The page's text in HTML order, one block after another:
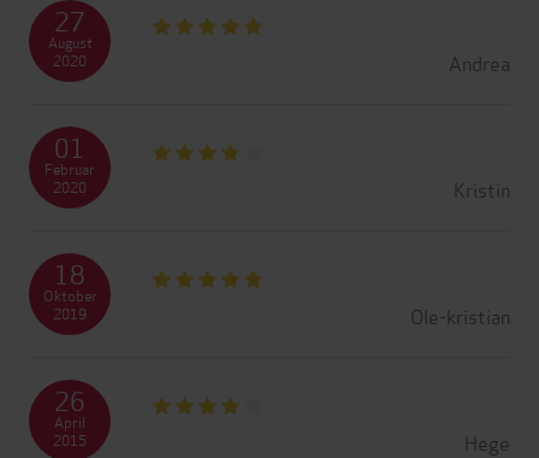
Andrea
27
August
2020
Kristin
01
Februar
2020
Ole-kristian
18
Oktober
2019
Hege
26
April
2015